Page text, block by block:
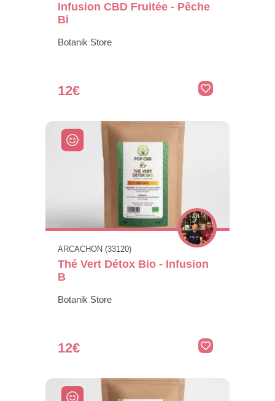
Infusion CBD Fruitée - Pêche
Bi
Botanik Store
12€
ARCACHON (33120)
Thé Vert Détox Bio - Infusion
B
Botanik Store
12€